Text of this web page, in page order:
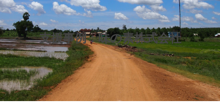
支援事例：味の素株式会社